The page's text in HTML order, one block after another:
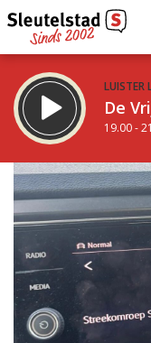
LUISTER
De
19.00 -
STRAKS:
De avond van
21.00 - 0.00 uur
Vorig uur